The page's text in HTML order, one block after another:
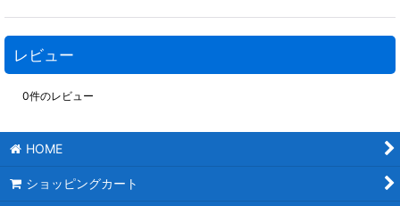
レビュー
0件のレビュー
HOME
ショッピングカート